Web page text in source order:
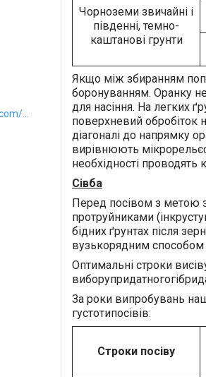
Чорноземи звичайні і
південні, темно-
каштанові грунти
Якщо між збиранням
боронуванням. Оранку
для насіння. На легких
поверхневий обробіток
діагоналі до напрямку
вирівнюють
необхідності проводять
Сівба
Перед посівом з метою
протруйниками
бідних ґрунтах після
вузькорядним способом
Оптимальні строки
За роки випробувань
густотипосівів:
Строки посіву